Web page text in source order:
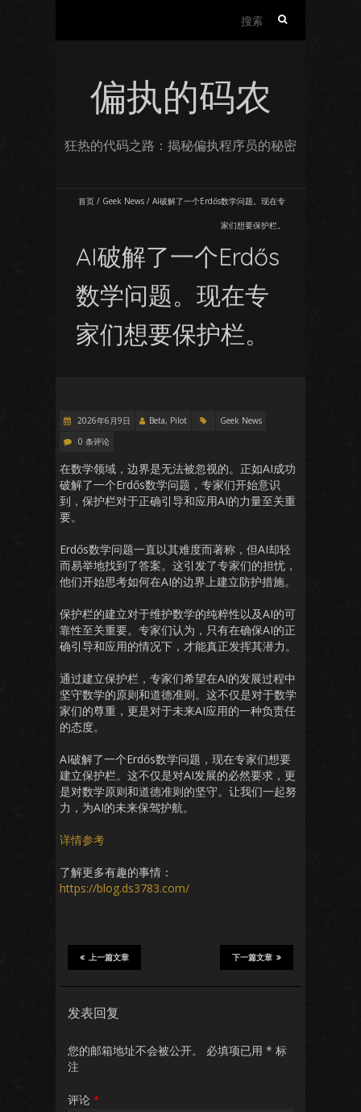
偏执的码农
狂热的代码之路：揭秘偏执程序员的秘密
首页 / Geek News / AI破解了一个Erdős数学问题。现在专
家们想要保护栏。
AI破解了一个Erdős
数学问题。现在专
家们想要保护栏。
2026年6月9日 Beta, Pilot
Geek News
0 条评论
在数学领域，边界是无法被忽视的。正如AI成功
破解了一个Erdős数学问题，专家们开始意识
到，保护栏对于正确引导和应用AI的力量至关重
要。
Erdős数学问题一直以其难度而著称，但AI却轻
而易举地找到了答案。这引发了专家们的担忧，
他们开始思考如何在AI的边界上建立防护措施。
保护栏的建立对于维护数学的纯粹性以及AI的可
靠性至关重要。专家们认为，只有在确保AI的正
确引导和应用的情况下，才能真正发挥其潜力。
通过建立保护栏，专家们希望在AI的发展过程中
坚守数学的原则和道德准则。这不仅是对于数学
家们的尊重，更是对于未来AI应用的一种负责任
的态度。
AI破解了一个Erdős数学问题，现在专家们想要
建立保护栏。这不仅是对AI发展的必然要求，更
是对数学原则和道德准则的坚守。让我们一起努
力，为AI的未来保驾护航。
详情参考
了解更多有趣的事情：
https://blog.ds3783.com/
下一篇文章
上一篇文章
发表回复
您的邮箱地址不会被公开。 必填项已用 * 标
注
评论 *